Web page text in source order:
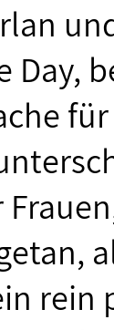
Day,
rein